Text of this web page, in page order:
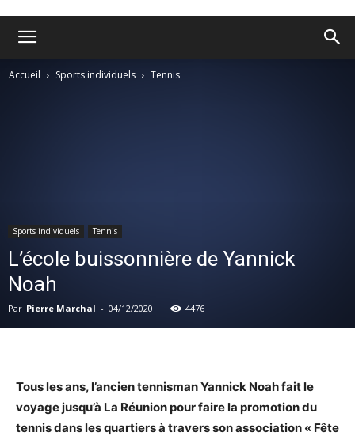
Accueil Sports individuels Tennis
Sports individuels Tennis
L’école buissonnière de Yannick
Noah
Par Pierre Marchal - 04/12/2020 4476
Tous les ans, l’ancien tennisman Yannick Noah fait le
voyage jusqu’à La Réunion pour faire la promotion du
tennis dans les quartiers à travers son association « Fête